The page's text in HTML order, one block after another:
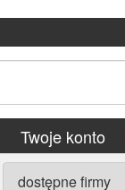
Twoje konto